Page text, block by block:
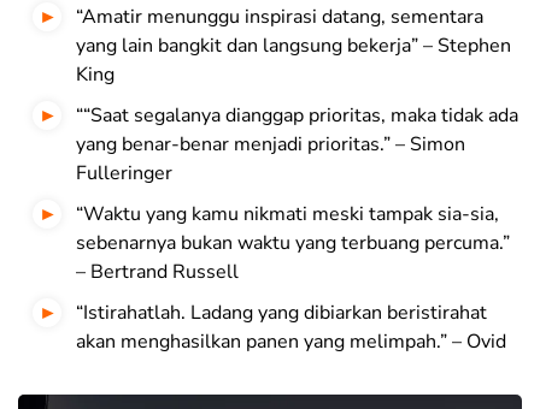
“Amatir menunggu inspirasi datang, sementara
yang lain bangkit dan langsung bekerja” – Stephen
King
““Saat segalanya dianggap prioritas, maka tidak ada
yang benar-benar menjadi prioritas.” – Simon
Fulleringer
“Waktu yang kamu nikmati meski tampak sia-sia,
sebenarnya bukan waktu yang terbuang percuma.”
– Bertrand Russell
“Istirahatlah. Ladang yang dibiarkan beristirahat
akan menghasilkan panen yang melimpah.” – Ovid